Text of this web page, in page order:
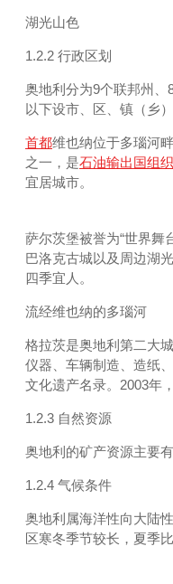
湖光山色
1.2.2 行政区划
奥地利分为9个联邦州、
以下设市、区、镇（乡）
首都维也纳位于多瑙河
之一，是石油输出国组织
宜居城市。
萨尔茨堡被誉为“世界舞
巴洛克古城以及周边湖
四季宜人。
流经维也纳的多瑙河
格拉茨是奥地利第二大
仪器、车辆制造、造纸
文化遗产名录。2003年
1.2.3 自然资源
奥地利的矿产资源主要
1.2.4 气候条件
奥地利属海洋性向大陆
区寒冬季节较长，夏季